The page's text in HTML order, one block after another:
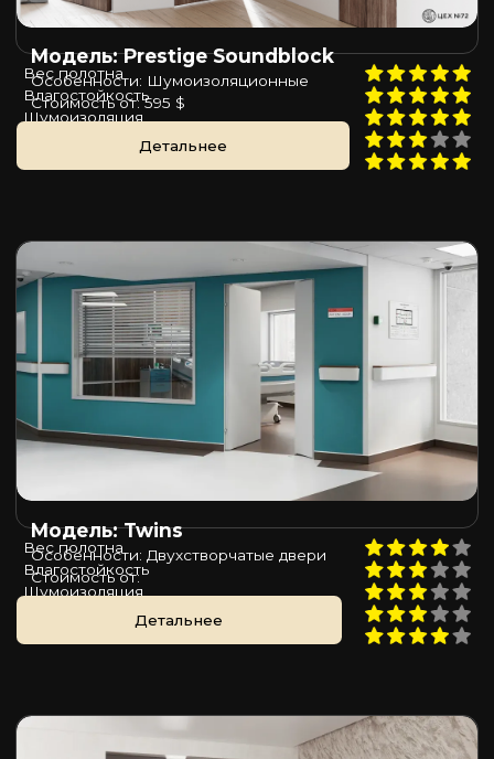
Модель: Prestige Soundblock
Особенности: Шумоизоляционные
Стоимость от: 595 $
Детальнее
Вес полотна
Влагостойкость
Шумоизоляция
Пожаростойкость
Модель: Twins
Особенности: Двухстворчатые двери
Стоимость от:
Детальнее
Вес полотна
Влагостойкость
Шумоизоляция
Пожаростойкость